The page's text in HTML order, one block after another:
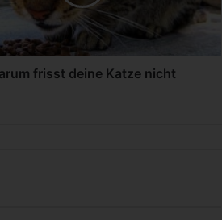
frisst deine Katze nicht